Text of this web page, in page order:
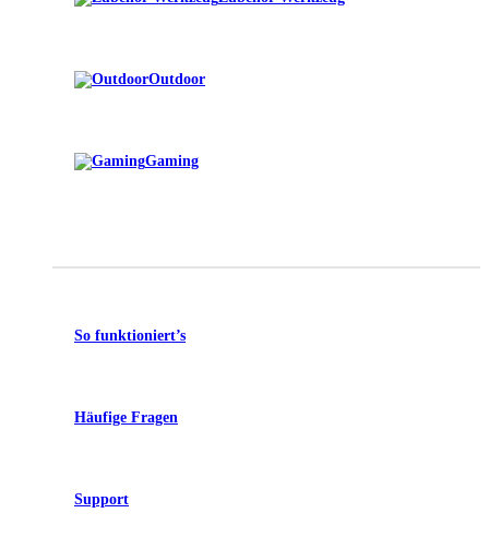
Outdoor
Gaming
So funktioniert’s
Häufige Fragen
Support